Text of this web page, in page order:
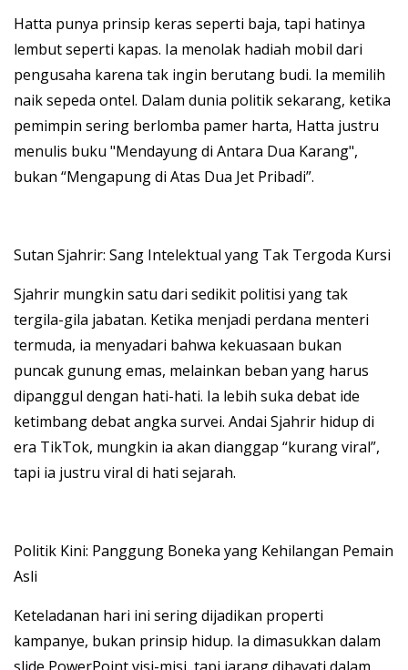
Hatta punya prinsip keras seperti baja, tapi hatinya
lembut seperti kapas. Ia menolak hadiah mobil dari
pengusaha karena tak ingin berutang budi. Ia memilih
naik sepeda ontel. Dalam dunia politik sekarang, ketika
pemimpin sering berlomba pamer harta, Hatta justru
menulis buku "Mendayung di Antara Dua Karang",
bukan “Mengapung di Atas Dua Jet Pribadi”.
Sutan Sjahrir: Sang Intelektual yang Tak Tergoda Kursi
Sjahrir mungkin satu dari sedikit politisi yang tak
tergila-gila jabatan. Ketika menjadi perdana menteri
termuda, ia menyadari bahwa kekuasaan bukan
puncak gunung emas, melainkan beban yang harus
dipanggul dengan hati-hati. Ia lebih suka debat ide
ketimbang debat angka survei. Andai Sjahrir hidup di
era TikTok, mungkin ia akan dianggap “kurang viral”,
tapi ia justru viral di hati sejarah.
Politik Kini: Panggung Boneka yang Kehilangan Pemain
Asli
Keteladanan hari ini sering dijadikan properti
kampanye, bukan prinsip hidup. Ia dimasukkan dalam